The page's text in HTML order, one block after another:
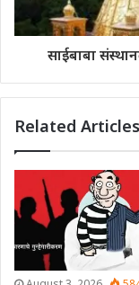
साईबाबा
Related Articles